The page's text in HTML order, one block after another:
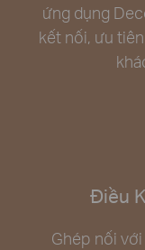
ứng dụng
kết nối, ưu
Điều
Ghép nối